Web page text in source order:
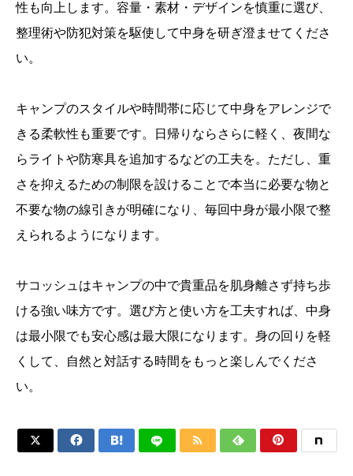
性も向上します。容量・素材・デザインを慎重に選び、
整理術や防犯対策を駆使して中身を研ぎ澄ませてくださ
い。
キャンプのスタイルや時間帯に応じて中身をアレンジで
きる柔軟性も重要です。日帰りならさらに軽く、夜間な
らライトや防寒具を追加するなどの工夫を。ただし、重
さを抑えるための制限を設けることで本当に必要な物と
不要な物の線引きが明確になり、毎回中身が最小限で整
えられるようになります。
サコッシュはキャンプの中で貴重品を肌身離さず持ち歩
ける強い味方です。選び方と使い方を工夫すれば、中身
は最小限でも安心感は最大限になります。身の回りを軽
くして、自然と対話する時間をもっと楽しんでくださ
い。
     